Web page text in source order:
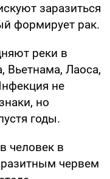
заразиться
формирует рак.
реки в
Вьетнама, Лаоса,
не
но
годы.
человек в
червем